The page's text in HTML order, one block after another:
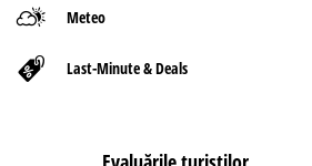
Meteo
Last-Minute & Deals